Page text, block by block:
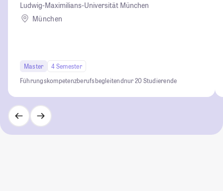
Ludwig-Maximilians-Universität München
München
Master
4 Semester
Führungskompetenzberufsbegleitendnur 20 Studierende